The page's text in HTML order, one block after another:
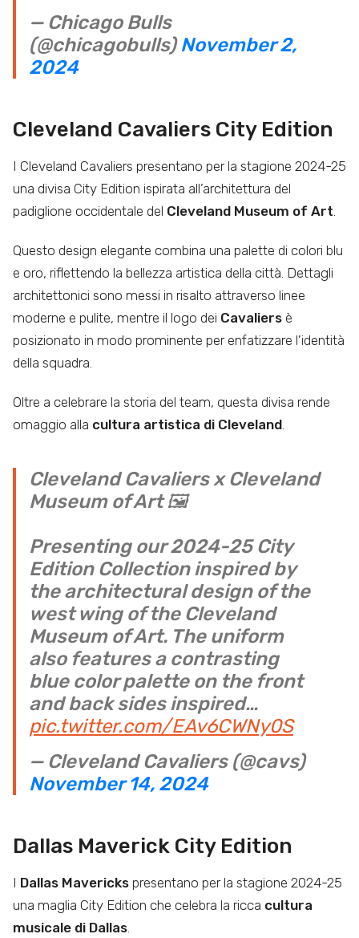
— Chicago Bulls
(@chicagobulls)November 2,
2024
Cleveland Cavaliers City Edition
I Cleveland Cavaliers presentano per la stagione 2024-25
una divisa City Edition ispirata all’architettura del
padiglione occidentale del Cleveland Museum of Art.
Questo design elegante combina una palette di colori blu
e oro, riflettendo la bellezza artistica della città. Dettagli
architettonici sono messi in risalto attraverso linee
moderne e pulite, mentre il logo dei Cavaliers è
posizionato in modo prominente per enfatizzare l’identità
della squadra.
Oltre a celebrare la storia del team, questa divisa rende
omaggio alla cultura artistica di Cleveland
Cleveland Cavaliers x Cleveland
Museum of Art 🖼️
Presenting our 2024-25 City
Edition Collection inspired by
the architectural design of the
west wing of the Cleveland
Museum of Art. The uniform
also features a contrasting
blue color palette on the front
and back sides inspired…
pic.twitter.com/EAv6CWNy0S
— Cleveland Cavaliers (@cavs)
November 14, 2024
Dallas Maverick City Edition
I Dallas Mavericks presentano per la stagione 2024-25
una maglia City Edition che celebra la ricca cultura
musicale di Dallas